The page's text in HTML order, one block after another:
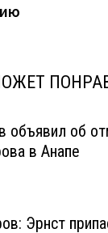
объявил об
в Анапе
Эрнст